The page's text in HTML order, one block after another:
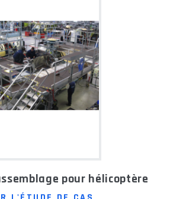
pour hélicoptère